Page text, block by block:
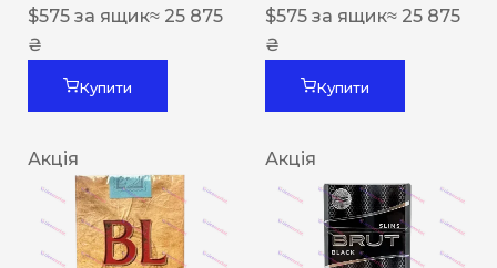
$575 за ящик≈ 25 875
₴
Купити
$575 за ящик≈ 25 875
₴
Купити
Акція Акція